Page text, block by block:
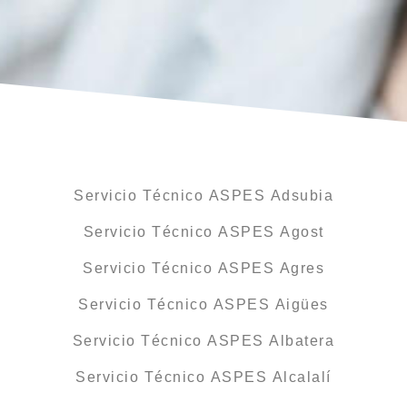
Servicio Técnico ASPES Adsubia
Servicio Técnico ASPES Agost
Servicio Técnico ASPES Agres
Servicio Técnico ASPES Aigües
Servicio Técnico ASPES Albatera
Servicio Técnico ASPES Alcalalí